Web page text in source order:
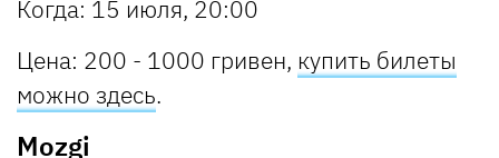
Когда: 15 июля, 20:00
Цена: 200 - 1000 гривен, купить билеты
можно здесь.
Mozgi